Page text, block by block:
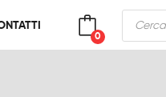
0
Products
search